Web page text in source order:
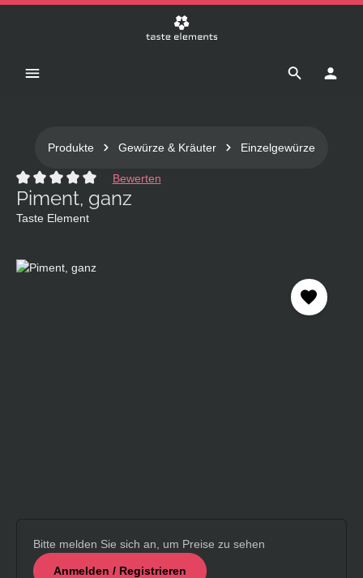
Produkte Gewürze & Kräuter Einzelgewürze
Durchschnittliche Bewertung von 0 von 5 Sternen
Bewerten
Piment, ganz
Taste Element
Bildergalerie überspringen
Bitte melden Sie sich an, um Preise zu sehen
Anmelden / Registrieren